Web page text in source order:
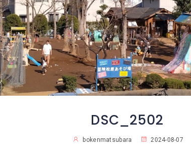
DSC_2502
bokenmatsubara 2024-08-07